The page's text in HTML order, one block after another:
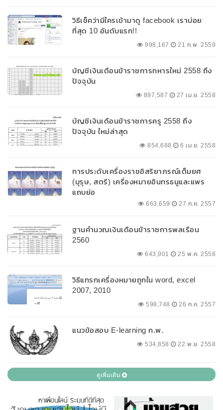
วิธีเช็คว่ามีใครเข้ามาดู facebook เราบ่อย
ที่สุด 10 อันดับแรก!!
998,167 21 ก.พ. 2559
บัญชีเงินเดือนข้าราชการทหารใหม่ 2558 ถึง
ปัจจุบัน
897,587 27 เม.ย. 2558
บัญชีเงินเดือนข้าราชการครู 2558 ถึง
ปัจจุบัน ใหม่ล่าสุด
854,688 6 เม.ย. 2558
การประดับเครื่องราชอิสริยาภรณ์เต็มยศ
(บุรุษ, สตรี) เครื่องหมายอินทรธนูและแพร
แถบย่อ
663,659 27 ก.ค. 2557
ฐานคำนวณเงินเดือนข้าราชการพลเรือน
2560
643,901 25 พ.ค. 2558
วิธีแทรกเครื่องหมายถูกใน word, excel
2007, 2010
598,748 26 ก.ค. 2557
แนวข้อสอบ E-learning ก.พ.
534,858 22 พ.ย. 2558
ดูเพิ่มเติม